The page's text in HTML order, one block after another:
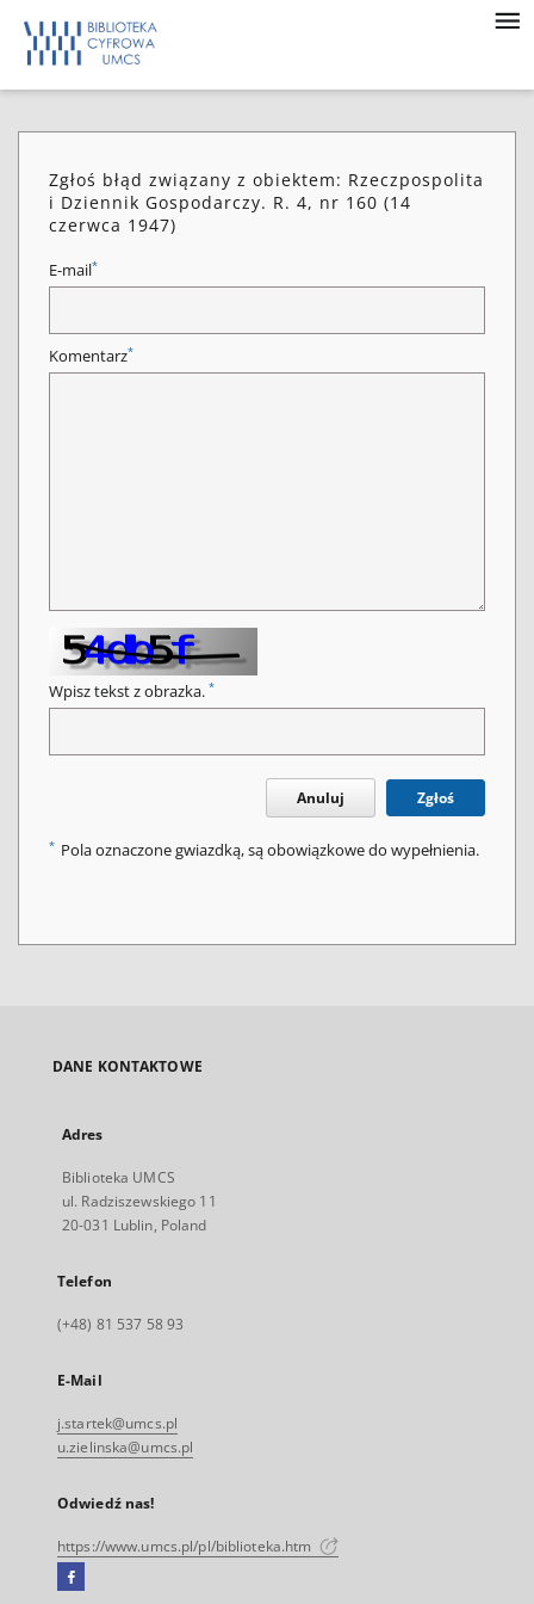
Zgłoś błąd związany z obiektem: Rzeczpospolita
i Dziennik Gospodarczy. R. 4, nr 160 (14
czerwca 1947)
E-mail*
Komentarz*
Wpisz tekst z obrazka. *
Anuluj Zgłoś
* Pola oznaczone gwiazdką, są obowiązkowe do wypełnienia.
DANE KONTAKTOWE
Adres
Biblioteka UMCS
ul. Radziszewskiego 11
20-031 Lublin, Poland
Telefon
(+48) 81 537 58 93
E-Mail
j.startek@umcs.pl
u.zielinska@umcs.pl
Odwiedź nas!
https://www.umcs.pl/pl/biblioteka.htm
Facebook